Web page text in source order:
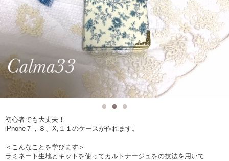
初心者でも大丈夫！
iPhone７，８、X,１１のケースが作れます。
＜こんなことを学びます＞
ラミネート生地とキットを使ってカルトナージュをの技法を用いて